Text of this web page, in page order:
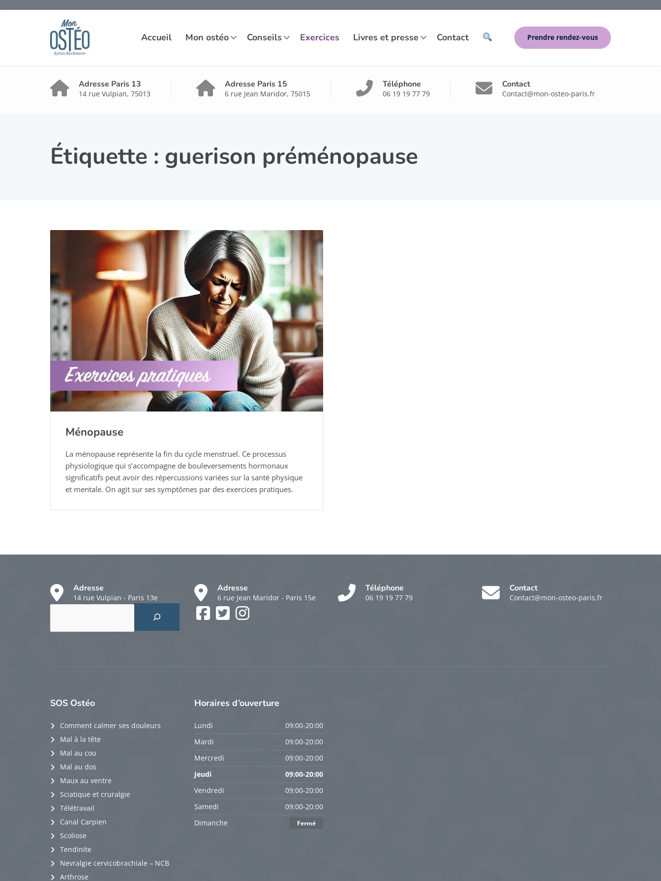
Accueil Mon ostéo Conseils Exercices Livres et presse Contact Prendre rendez-vous
Adresse Paris 13
14 rue Vulpian, 75013
Adresse Paris 15
6 rue Jean Maridor, 75015
Téléphone
06 19 19 77 79
Contact
Contact@mon-osteo-paris.fr
Étiquette : guerison préménopause
Ménopause
La ménopause représente la fin du cycle menstruel. Ce processus
physiologique qui s’accompagne de bouleversements hormonaux
significatifs peut avoir des répercussions variées sur la santé physique
et mentale. On agit sur ses symptômes par des exercices pratiques.
Adresse
14 rue Vulpian - Paris 13e
Adresse
6 rue Jean Maridor - Paris 15e
Téléphone
06 19 19 77 79
Contact
Contact@mon-osteo-paris.fr
Facebook
SOS Ostéo
Comment calmer ses douleurs
Mal à la tête
Mal au cou
Mal au dos
Maux au ventre
Sciatique et cruralgie
Télétravail
Canal Carpien
Scoliose
Tendinite
Nevralgie cervicobrachiale – NCB
Arthrose
Horaires d’ouverture
Lundi
09:00-20:00
Mardi
09:00-20:00
Mercredi
09:00-20:00
Jeudi
09:00-20:00
Vendredi
09:00-20:00
Samedi
09:00-20:00
Dimanche
Fermé